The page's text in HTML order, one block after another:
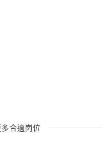
低壓配電系統、緊急發
）相關電力設備的日常
期保養、年度檢驗及改
合適崗位